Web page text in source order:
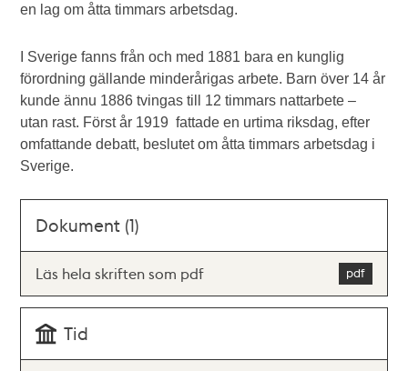
en lag om åtta timmars arbetsdag.
I Sverige fanns från och med 1881 bara en kunglig
förordning gällande minderårigas arbete. Barn över 14 år
kunde ännu 1886 tvingas till 12 timmars nattarbete –
utan rast. Först år 1919 fattade en urtima riksdag, efter
omfattande debatt, beslutet om åtta timmars arbetsdag i
Sverige.
Dokument (1)
Läs hela skriften som pdf
Tid